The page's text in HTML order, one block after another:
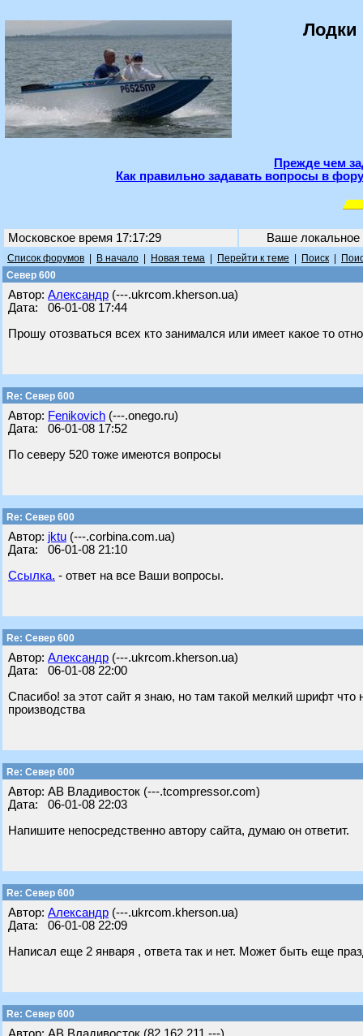
Лодки
Прежде чем
Как правильно задавать вопросы в
Московское время 17:17:29 Ваше
Список форумов В начало Новая тема Перейти к теме Поиск
Север 600
Автор: Александр (---.ukrcom.kherson.ua)
Дата: 06-01-08 17:44
Прошу отозваться всех кто занимался или имеет какое то
Re: Север 600
Автор: Fenikovich (---.onego.ru)
Дата: 06-01-08 17:52
По северу 520 тоже имеются вопросы
Re: Север 600
Автор: jktu (---.corbina.com.ua)
Дата: 06-01-08 21:10
Ссылка. - ответ на все Ваши вопросы.
Re: Север 600
Автор: Александр (---.ukrcom.kherson.ua)
Дата: 06-01-08 22:00
Спасибо! за этот сайт я знаю, но там такой мелкий шрифт что
производства
Re: Север 600
Автор: АВ Владивосток (---.tcompressor.com)
Дата: 06-01-08 22:03
Напишите непосредственно автору сайта, думаю он ответит.
Re: Север 600
Автор: Александр (---.ukrcom.kherson.ua)
Дата: 06-01-08 22:09
Написал еще 2 января , ответа так и нет. Может быть еще
Re: Север 600